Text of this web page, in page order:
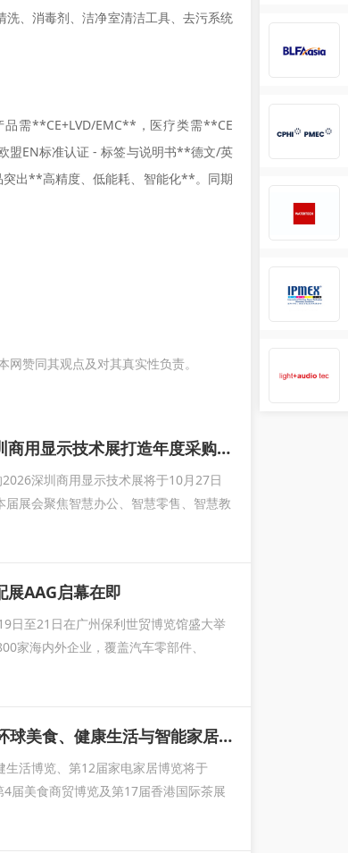
、消毒剂、洁净室清洁工具、去污系统
需**CE+LVD/EMC**，医疗类需**CE
盟EN标准认证 - 标签与说明书**德文/英
出**高精度、低能耗、智能化**。同期
赞同其观点及对其真实性负责。
头部企业云集、全球买家汇聚，2026深圳商用显示技术展打造年度采购现场
深圳商用显示技术展将于10月27日
展会聚焦智慧办公、智慧零售、智慧教
展AAG启幕在即
日至21日在广州保利世贸博览馆盛大举
家海内外企业，覆盖汽车零部件、
五大展会8月齐聚香港！1850+展商带来环球美食、健康生活与智能家居盛宴
活博览、第12届家电家居博览将于
届美食商贸博览及第17届香港国际茶展